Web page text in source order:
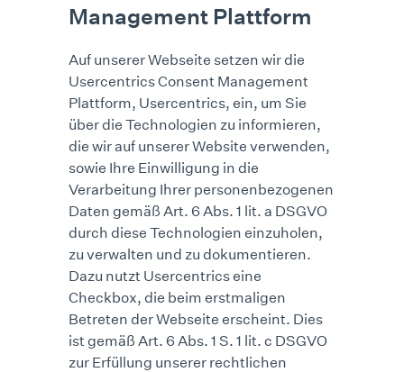
Management Plattform
Auf unserer Webseite setzen wir die
Usercentrics Consent Management
Plattform, Usercentrics, ein, um Sie
über die Technologien zu informieren,
die wir auf unserer Website verwenden,
sowie Ihre Einwilligung in die
Verarbeitung Ihrer personenbezogenen
Daten gemäß Art. 6 Abs. 1 lit. a DSGVO
durch diese Technologien einzuholen,
zu verwalten und zu dokumentieren.
Dazu nutzt Usercentrics eine
Checkbox, die beim erstmaligen
Betreten der Webseite erscheint. Dies
ist gemäß Art. 6 Abs. 1 S. 1 lit. c DSGVO
zur Erfüllung unserer rechtlichen